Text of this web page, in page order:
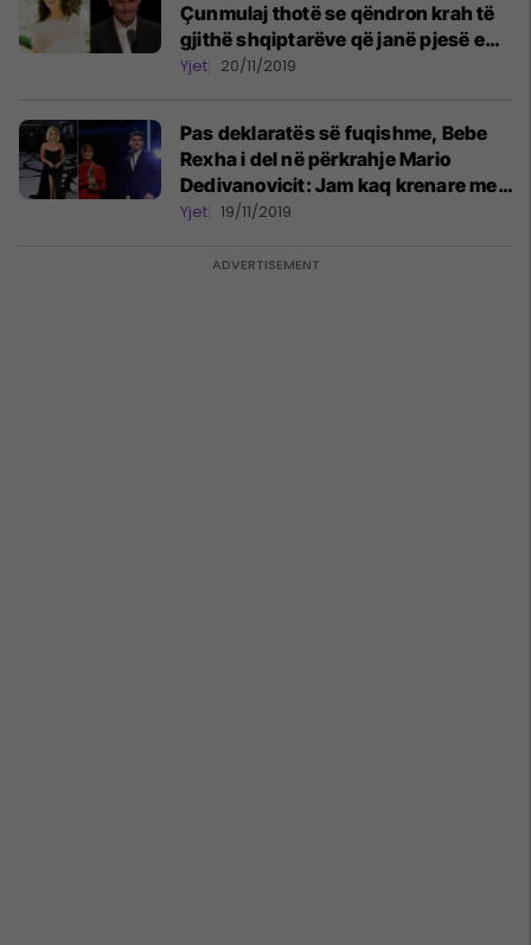
Çunmulaj thotë se qëndron krah të
gjithë shqiptarëve që janë pjesë e
komunitetit LGBT
Yjet 20/11/2019
Pas deklaratës së fuqishme, Bebe
Rexha i del në përkrahje Mario
Dedivanovicit: Jam kaq krenare me
ty, të dua
Yjet 19/11/2019